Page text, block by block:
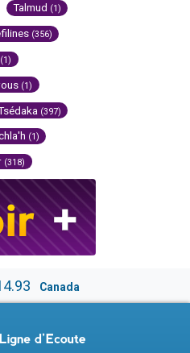
Talmud (1)
(356)
(1)
(1)
(397)
(1)
(318)
Canada